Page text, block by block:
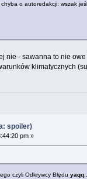
o autoredakcji: wszak
nie - sawanna to nie
klimatycznych
spoiler)
pm »
czyli Odkrywcy Błędu yaqq